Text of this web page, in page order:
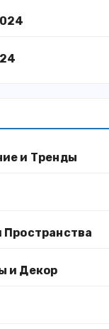
и Тренды
и Декор